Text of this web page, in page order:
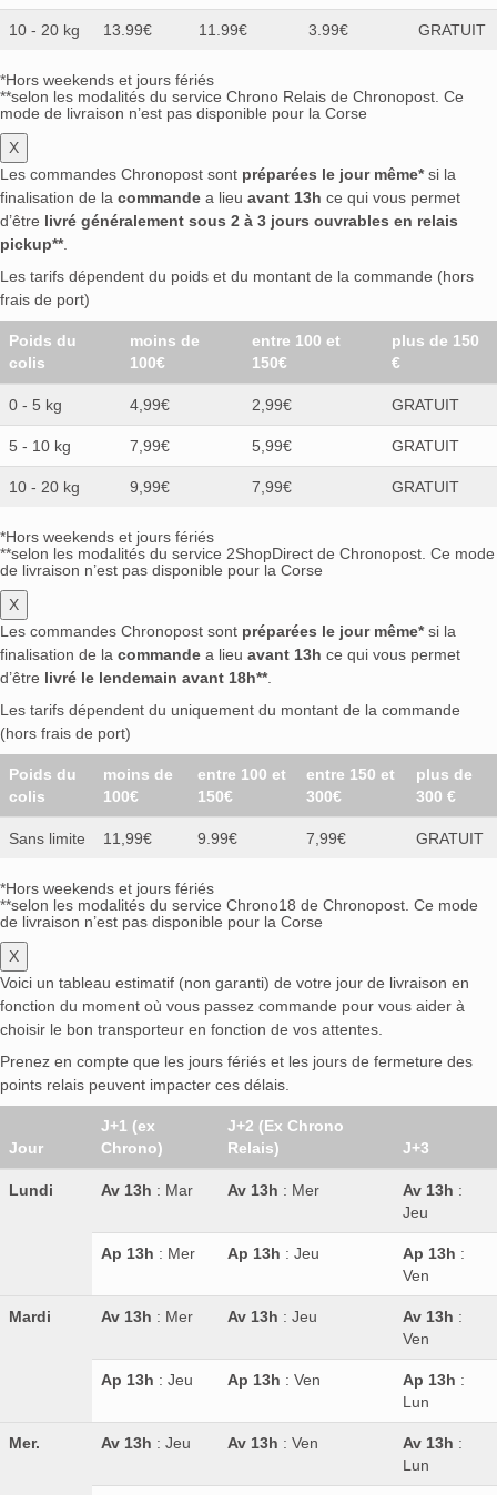
10 - 20 kg 13.99€ 11.99€ 3.99€ GRATUIT
*Hors weekends et jours fériés
**selon les modalités du service Chrono Relais de Chronopost. Ce
mode de livraison n’est pas disponible pour la Corse
X
Les commandes Chronopost sont préparées le jour même*si la
finalisation de la commande a lieu avant 13h ce qui vous permet
d’être livré généralement sous 2 à 3 jours ouvrables en relais
pickup**.
Les tarifs dépendent du poids et du montant de la commande (hors
frais de port)
Poids du
colis
moins de
100€
entre 100 et
150€
plus de 150
€
0 - 5 kg 4,99€ 2,99€ GRATUIT
5 - 10 kg 7,99€ 5,99€ GRATUIT
10 - 20 kg 9,99€ 7,99€ GRATUIT
*Hors weekends et jours fériés
**selon les modalités du service 2ShopDirect de Chronopost. Ce mode
de livraison n’est pas disponible pour la Corse
X
Les commandes Chronopost sont préparées le jour même*si la
finalisation de la commande a lieu avant 13h ce qui vous permet
d’être livré le lendemain avant 18h**.
Les tarifs dépendent du uniquement du montant de la commande
(hors frais de port)
Poids du
colis
moins de
100€
entre 100 et
150€
entre 150 et
300€
plus de
300 €
Sans limite 11,99€ 9.99€ 7,99€ GRATUIT
*Hors weekends et jours fériés
**selon les modalités du service Chrono18 de Chronopost. Ce mode
de livraison n’est pas disponible pour la Corse
X
Voici un tableau estimatif (non garanti) de votre jour de livraison en
fonction du moment où vous passez commande pour vous aider à
choisir le bon transporteur en fonction de vos attentes.
Prenez en compte que les jours fériés et les jours de fermeture des
points relais peuvent impacter ces délais.
Jour
J+1 (ex
Chrono)
J+2 (Ex Chrono
Relais)
J+3
Lundi Av 13h : Mar Av 13h : Mer Av 13h :
Jeu
Ap 13h : Mer Ap 13h : Jeu Ap 13h :
Ven
Mardi Av 13h : Mer Av 13h : Jeu Av 13h :
Ven
Ap 13h : Jeu Ap 13h : Ven Ap 13h :
Lun
Mer. Av 13h : Jeu Av 13h : Ven Av 13h :
Lun